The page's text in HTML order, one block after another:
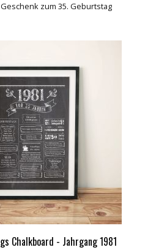
zum 35. Geburtstag
Chalkboard - Jahrgang 1981